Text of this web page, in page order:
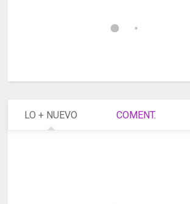
LO + NUEVO COMENT.